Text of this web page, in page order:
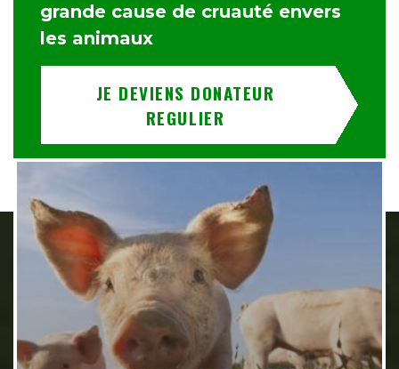
grande cause de cruauté envers
les animaux
JE DEVIENS DONATEUR
REGULIER